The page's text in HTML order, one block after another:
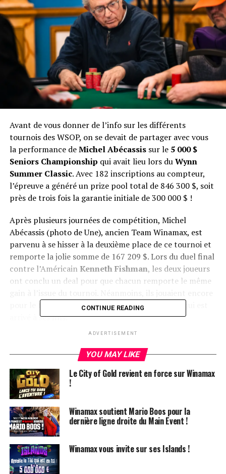
Avant de vous donner de l’info sur les différents
tournois des WSOP, on se devait de partager avec vous
la performance deMichel Abécassissur le 5 000 $
Seniors Championship qui avait lieu lors duWynn
Summer Classic. Avec 182 inscriptions au compteur,
l’épreuve a généré un prize pool total de 846 300 $, soit
près de trois fois la garantie initiale de 300 000 $ !
Après plusieurs journées de compétition, Michel
Abécassis (photo de Une), ancien Team Winamax, est
parvenu à se hisser à la deuxième place de ce tournoi et
remporte la jolie somme de 167 209 $. Lors du duel final
contre l’AméricainKenneth Fishman, les deux joueurs
ont conclu un deal pour que chacun remporte le même
pour le trophée, et c’est bel et bien l’Américain qui est
arrivé à ses fins.
qu’il n’est jamais trop tard pour performer sur un
Résultats :
Kenneth Fishman : 167 209 $
Michel Abécassis : 167 209 $
Omar Saeed : 91 629 $
Cliff Josephy : 69 320 $
CONTINUE READING
ADVERTISEMENT
YOU MAY LIKE
Le City of Gold revient en force sur Winamax
!
Winamax soutient Mario Boos pour la
dernière ligne droite du Main Event !
Winamax vous invite sur ses Islands !